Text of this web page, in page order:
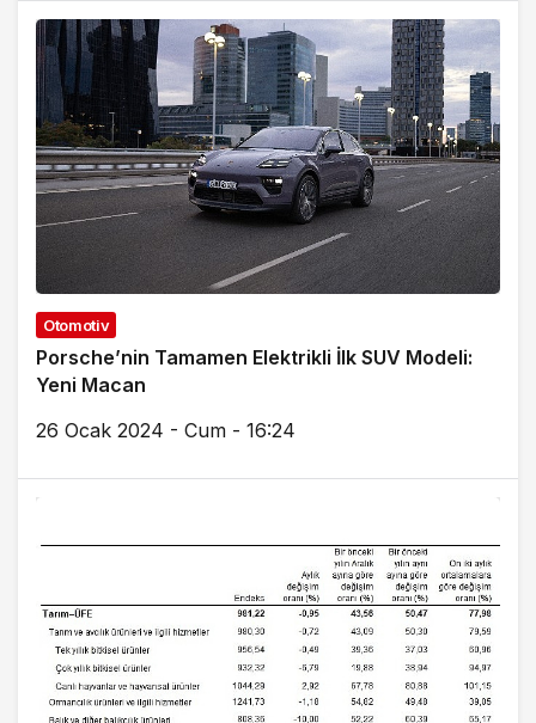
Otomotiv
Porsche’nin Tamamen Elektrikli İlk SUV Modeli:
Yeni Macan
26 Ocak 2024 - Cum - 16:24